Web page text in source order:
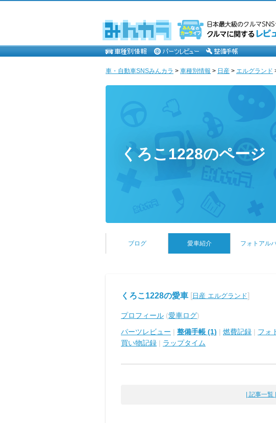
車・自動車SNSみんカラ > 車種別情報 > 日産 > エルグランド
くろこ1228のページ
ブログ 愛車紹介 フォトアル
くろこ1228の愛車 [ 日産 エルグランド]
プロフィール (愛車ログ)
パーツレビュー | 整備手帳 (1) | 燃費記録 | フォ
買い物記録 | ラップタイム
| 記事一覧 |